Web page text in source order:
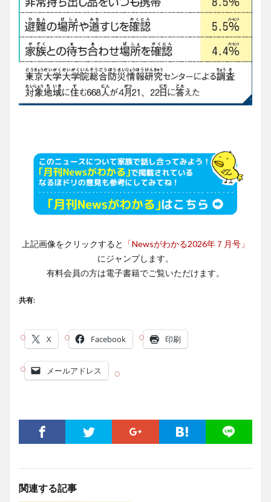
上記画像をクリックすると
「Newsがわかる2026年７月号」
にジャンプします。
有料会員の方は電子書籍でご覧いただけます。
共有:
X Facebook 印刷
メールアドレス
関連する記事